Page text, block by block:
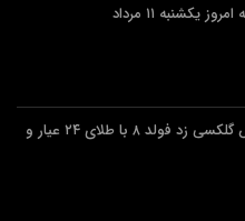
۱۱ مرداد
رونمایی از نسخه لوکس گلکسی زد فولد ۸ با طلای ۲۴ عیار و